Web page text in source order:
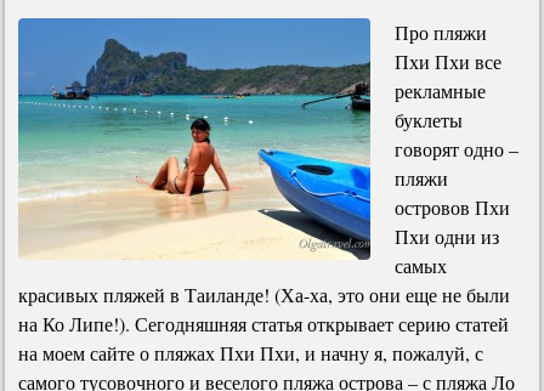
Про пляжи
Пхи Пхи все
рекламные
буклеты
говорят одно –
пляжи
островов Пхи
Пхи одни из
самых
красивых пляжей в Таиланде! (Ха-ха, это они еще не были
на Ко Липе!). Сегодняшняя статья открывает серию статей
на моем сайте о пляжах Пхи Пхи, и начну я, пожалуй, с
самого тусовочного и веселого пляжа острова – с пляжа Ло